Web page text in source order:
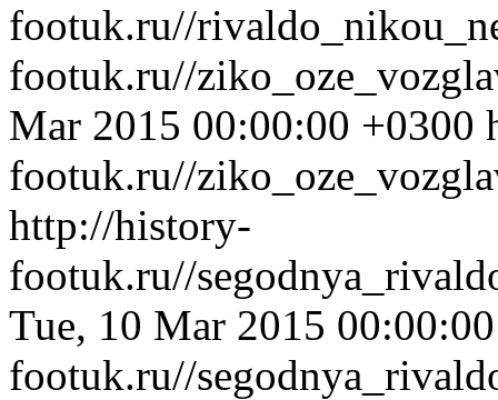
footuk.ru//
footuk.ru//
Mar 2015 00:00:00 +0300
footuk.ru//
http://history-
footuk.ru//
Tue, 10 Mar 2015
footuk.ru//